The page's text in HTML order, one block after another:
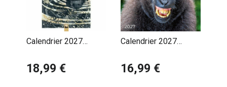
Calendrier 2027
Truefitt-Baker
18,99 €
Calendrier 2027
avec Poster Offert
16,99 €